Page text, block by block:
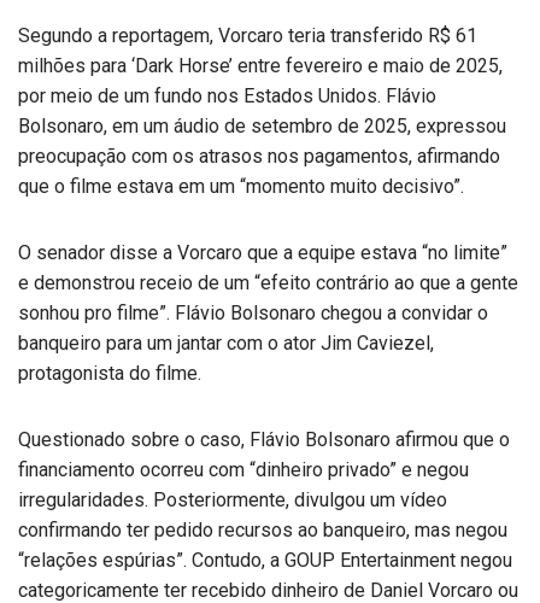
Segundo a reportagem, Vorcaro teria transferido R$ 61
milhões para ‘Dark Horse’ entre fevereiro e maio de 2025,
por meio de um fundo nos Estados Unidos. Flávio
Bolsonaro, em um áudio de setembro de 2025, expressou
preocupação com os atrasos nos pagamentos, afirmando
que o filme estava em um “momento muito decisivo”.
O senador disse a Vorcaro que a equipe estava “no limite”
e demonstrou receio de um “efeito contrário ao que a gente
sonhou pro filme”. Flávio Bolsonaro chegou a convidar o
banqueiro para um jantar com o ator Jim Caviezel,
protagonista do filme.
Questionado sobre o caso, Flávio Bolsonaro afirmou que o
financiamento ocorreu com “dinheiro privado” e negou
irregularidades. Posteriormente, divulgou um vídeo
confirmando ter pedido recursos ao banqueiro, mas negou
“relações espúrias”. Contudo, a GOUP Entertainment negou
categoricamente ter recebido dinheiro de Daniel Vorcaro ou